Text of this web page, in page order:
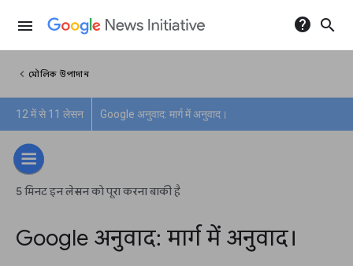
menu help search
chevron_left মৌলিক উপাদান
12 में से 11 लेसन Google अनुवाद: मार्ग में अनुवाद।
5 मिनट इन लेसन को पूरा करना बाकी है
Google अनुवाद: मार्ग में अनुवाद।